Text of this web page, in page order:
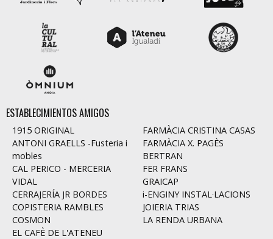
ESTABLECIMIENTOS AMIGOS
1915 ORIGINAL
ANTONI GRAELLS -Fusteria i
mobles
CAL PERICO - MERCERIA
VIDAL
CERRAJERÍA JR BORDES
COPISTERIA RAMBLES
COSMON
EL CAFÈ DE L'ATENEU
FARMÀCIA CRISTINA CASAS
FARMÀCIA X. PAGÈS
BERTRAN
FER FRANS
GRAICAP
i-ENGINY INSTAL·LACIONS
JOIERIA TRIAS
LA RENDA URBANA